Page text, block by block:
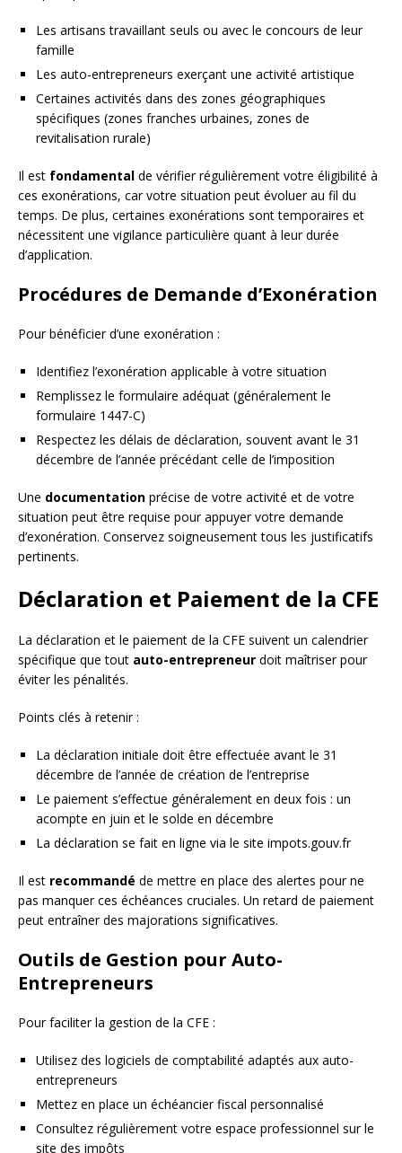
Les artisans travaillant seuls ou avec le concours de leur
famille
Les auto-entrepreneurs exerçant une activité artistique
Certaines activités dans des zones géographiques
spécifiques (zones franches urbaines, zones de
revitalisation rurale)
Il est fondamental de vérifier régulièrement votre éligibilité à
ces exonérations, car votre situation peut évoluer au fil du
temps. De plus, certaines exonérations sont temporaires et
nécessitent une vigilance particulière quant à leur durée
d’application.
Procédures de Demande d’Exonération
Pour bénéficier d’une exonération :
Identifiez l’exonération applicable à votre situation
Remplissez le formulaire adéquat (généralement le
formulaire 1447-C)
Respectez les délais de déclaration, souvent avant le 31
décembre de l’année précédant celle de l’imposition
Une documentation précise de votre activité et de votre
situation peut être requise pour appuyer votre demande
d’exonération. Conservez soigneusement tous les justificatifs
pertinents.
Déclaration et Paiement de la CFE
La déclaration et le paiement de la CFE suivent un calendrier
spécifique que tout auto-entrepreneur doit maîtriser pour
éviter les pénalités.
Points clés à retenir :
La déclaration initiale doit être effectuée avant le 31
décembre de l’année de création de l’entreprise
Le paiement s’effectue généralement en deux fois : un
acompte en juin et le solde en décembre
La déclaration se fait en ligne via le site impots.gouv.fr
Il est recommandé de mettre en place des alertes pour ne
pas manquer ces échéances cruciales. Un retard de paiement
peut entraîner des majorations significatives.
Outils de Gestion pour Auto-
Entrepreneurs
Pour faciliter la gestion de la CFE :
Utilisez des logiciels de comptabilité adaptés aux auto-
entrepreneurs
Mettez en place un échéancier fiscal personnalisé
Consultez régulièrement votre espace professionnel sur le
site des impôts